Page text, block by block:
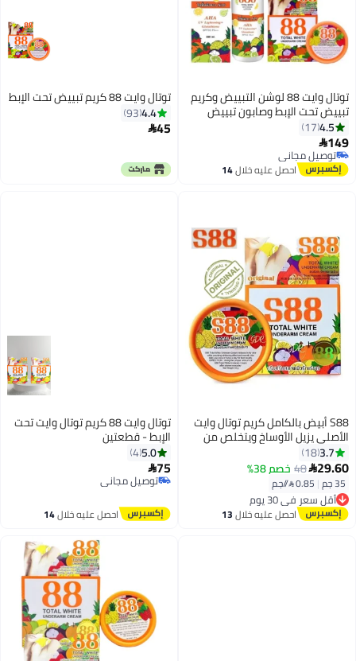
توتال وايت 88 لوشن التبييض وكريم
تبييض تحت الإبط وصابون تبييض
توتال وايت الجلوتاثيون
4.5
17
149
توصيل مجاني
توصيل مجانياحصل عليه خلال14
توتال وايت 88 كريم تبييض تحت الإبط
4.4
93
45
S88 أبيض بالكامل كريم توتال وايت
الأصلي يزيل الأوساخ ويتخلص من
الروائح ويفتح البشرة 35 جرام
3.7
18
29.60
48 خصم 38%
35 جم |
أقل سعر في 30 يوم
توصيل مجاني
أقل سعر في 30 يوماحصل عليه خلال13
توتال وايت 88 كريم توتال وايت تحت
الإبط - قطعتين
5.0
4
75
توصيل مجاني
توصيل مجاني
احصل عليه خلال14